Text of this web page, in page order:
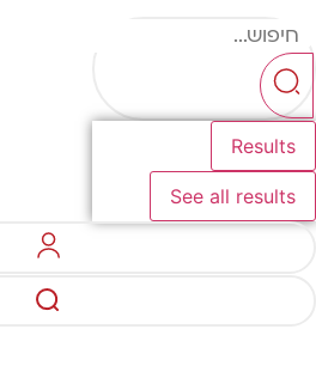
Results
See all results